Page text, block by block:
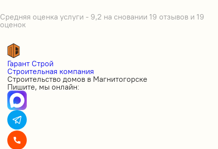
Средняя оценка услуги - 9,2 на сновании 19 отзывов и 19
оценок
Гарант Строй
Строительная компания
Строительство домов в Магнитогорске
Пишите, мы онлайн: